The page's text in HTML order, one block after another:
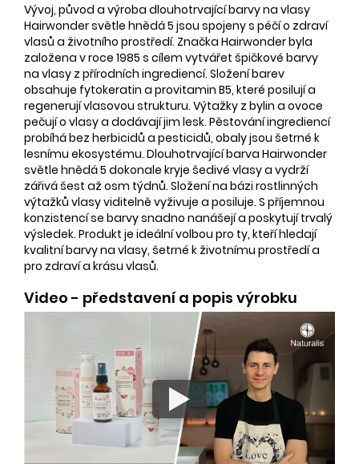
Vývoj, původ a výroba dlouhotrvající barvy na vlasy
Hairwonder světle hnědá 5 jsou spojeny s péčí o zdraví
vlasů a životního prostředí. Značka Hairwonder byla
založena v roce 1985 s cílem vytvářet špičkové barvy
na vlasy z přírodních ingrediencí. Složení barev
obsahuje fytokeratin a provitamin B5, které posilují a
regenerují vlasovou strukturu. Výtažky z bylin a ovoce
pečují o vlasy a dodávají jim lesk. Pěstování ingrediencí
probíhá bez herbicidů a pesticidů, obaly jsou šetrné k
lesnímu ekosystému. Dlouhotrvající barva Hairwonder
světle hnědá 5 dokonale kryje šedivé vlasy a vydrží
zářivá šest až osm týdnů. Složení na bázi rostlinných
výtažků vlasy viditelně vyživuje a posiluje. S příjemnou
konzistencí se barvy snadno nanášejí a poskytují trvalý
výsledek. Produkt je ideální volbou pro ty, kteří hledají
kvalitní barvy na vlasy, šetrné k životnímu prostředí a
pro zdraví a krásu vlasů.
Video - představení a popis výrobku